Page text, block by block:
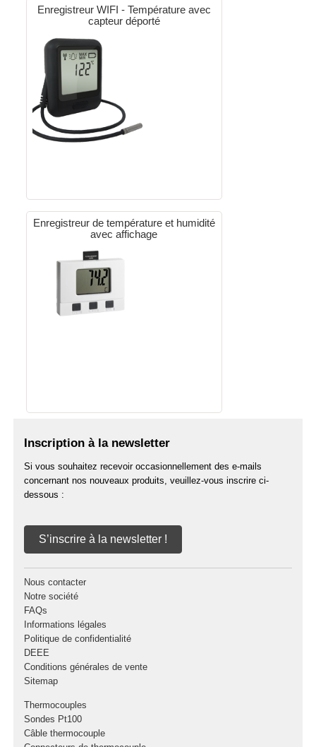
Enregistreur WIFI - Température avec
capteur déporté
Enregistreur de température et humidité
avec affichage
Inscription à la newsletter
Si vous souhaitez recevoir occasionnellement des e-mails
concernant nos nouveaux produits, veuillez-vous inscrire ci-
dessous :
S’inscrire à la newsletter !
Nous contacter
Notre société
FAQs
Informations légales
Politique de confidentialité
DEEE
Conditions générales de vente
Sitemap
Thermocouples
Sondes Pt100
Câble thermocouple